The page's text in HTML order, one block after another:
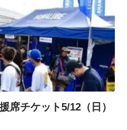
席チケット5/12（日）